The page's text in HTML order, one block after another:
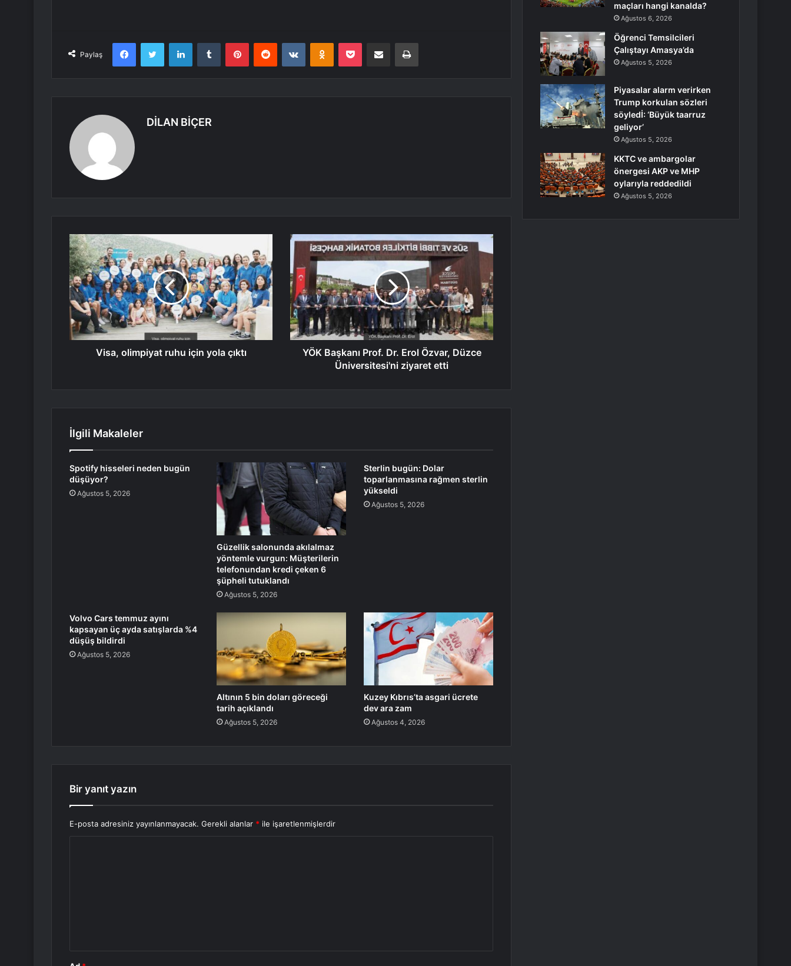
Paylaş
FacebookTwitter LinkedInTumblr PinterestReddit VKontakteOdnoklassniki
Pocket E-Posta ile paylaş Yazdır
DİLAN BİÇER
Visa, olimpiyat ruhu için yola çıktı
YÖK Başkanı Prof. Dr. Erol Özvar, Düzce
Üniversitesi'ni ziyaret etti
İlgili Makaleler
Spotify hisseleri neden bugün
düşüyor?
Ağustos 5, 2026
Güzellik salonunda akılalmaz
yöntemle vurgun: Müşterilerin
telefonundan kredi çeken 6
şüpheli tutuklandı
Ağustos 5, 2026
Sterlin bugün: Dolar
toparlanmasına rağmen sterlin
yükseldi
Ağustos 5, 2026
Volvo Cars temmuz ayını
kapsayan üç ayda satışlarda %4
düşüş bildirdi
Ağustos 5, 2026
Altının 5 bin doları göreceği
tarih açıklandı
Ağustos 5, 2026
Kuzey Kıbrıs’ta asgari ücrete
dev ara zam
Ağustos 4, 2026
Bir yanıt yazın
E-posta adresiniz yayınlanmayacak. Gerekli alanlar * ile işaretlenmişlerdir
maçları hangi kanalda?
Ağustos 6, 2026
Öğrenci Temsilcileri
Çalıştayı Amasya’da
Ağustos 5, 2026
Piyasalar alarm verirken
Trump korkulan sözleri
söyledİ: ‘Büyük taarruz
geliyor’
Ağustos 5, 2026
KKTC ve ambargolar
önergesi AKP ve MHP
oylarıyla reddedildi
Ağustos 5, 2026